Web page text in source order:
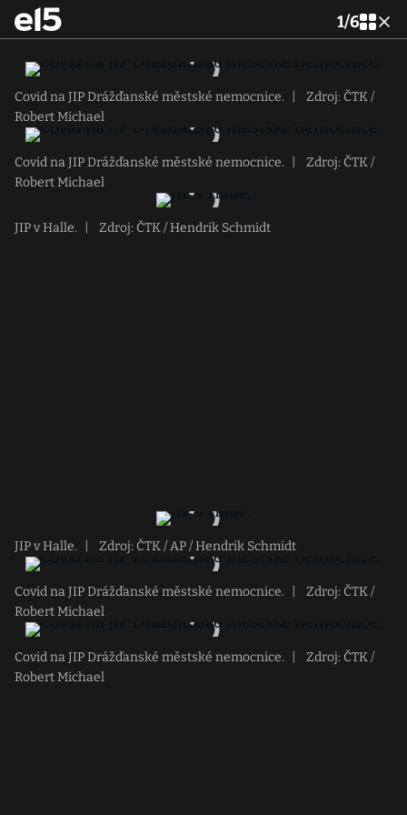
1/6
Covid na JIP Drážďanské městské nemocnice.
Zdroj: ČTK /
Robert Michael
Covid na JIP Drážďanské městské nemocnice.
Zdroj: ČTK /
Robert Michael
JIP v Halle. Zdroj: ČTK / Hendrik Schmidt
JIP v Halle. Zdroj: ČTK / AP / Hendrik Schmidt
Covid na JIP Drážďanské městské nemocnice.
Zdroj: ČTK /
Robert Michael
Covid na JIP Drážďanské městské nemocnice.
Zdroj: ČTK /
Robert Michael